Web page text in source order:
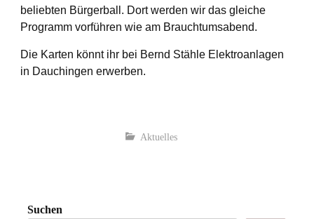
beliebten Bürgerball. Dort werden wir das gleiche
Programm vorführen wie am Brauchtumsabend.
Die Karten könnt ihr bei Bernd Stähle Elektroanlagen
in Dauchingen erwerben.
Aktuelles
Suchen